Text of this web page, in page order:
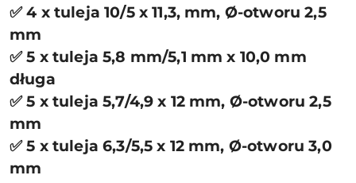
✅ 4 x tuleja 10/5 x 11,3, mm, Ø-otworu 2,5
mm
✅ 5 x tuleja 5,8 mm/5,1 mm x 10,0 mm
długa
✅ 5 x tuleja 5,7/4,9 x 12 mm, Ø-otworu 2,5
mm
✅ 5 x tuleja 6,3/5,5 x 12 mm, Ø-otworu 3,0
mm